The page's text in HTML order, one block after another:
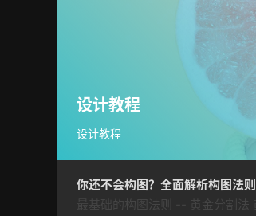
设计教程
设计教程
​你还不会构图？全面解析构图法则